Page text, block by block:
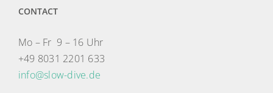
CONTACT
Mo – Fr 9 – 16 Uhr
+49 8031 2201 633
info@slow-dive.de